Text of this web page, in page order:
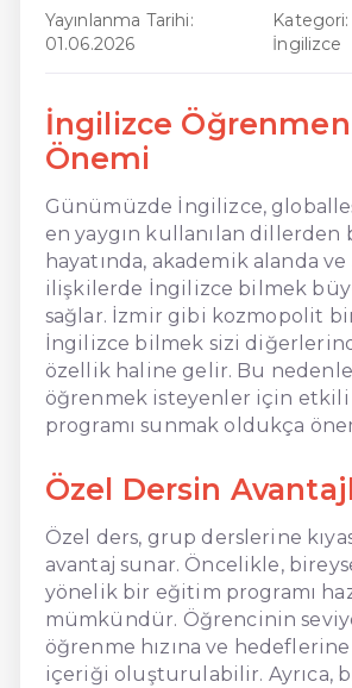
Yayınlanma Tarihi:
01.06.2026
İngilizce
İngilizce
Önemi
Günümüzde İngilizce,
en yaygın kullanılan dillerden
hayatında, akademik alanda ve
ilişkilerde İngilizce bilmek
sağlar. İzmir gibi kozmopolit
İngilizce bilmek sizi
özellik haline gelir. Bu
öğrenmek isteyenler için etkili
programı sunmak oldukça
Özel Dersin
Özel ders, grup derslerine
avantaj sunar. Öncelikle,
yönelik bir eğitim programı
mümkündür. Öğrencinin
öğrenme hızına ve
içeriği oluşturulabilir. Ayrıca,